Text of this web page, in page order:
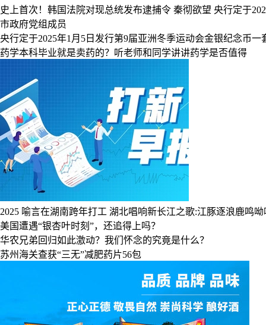
史上首次！韩国法院对现总统发布逮捕令 秦彻欲望 央行定于
市政府党组成员
央行定于2025年1月5日发行第9届亚洲冬季运动会金银纪念币一
药学本科毕业就是卖药的？听老师和同学讲讲药学是否值得
2025 喻言在湖南跨年打工 湖北唱响新长江之歌:江豚逐浪鹿鸣呦
美国遭遇“银杏叶时刻”，还追得上吗？
华农兄弟回归如此激动？我们怀念的究竟是什么？
苏州海关查获“三无”减肥药片56包